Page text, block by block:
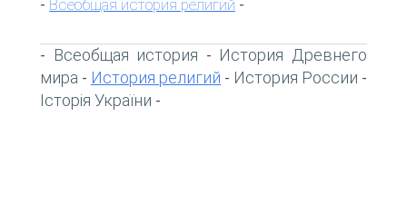
- Всеобщая история религий -
- Всеобщая история - История Древнего
мира - История религий - История России -
Історія України -